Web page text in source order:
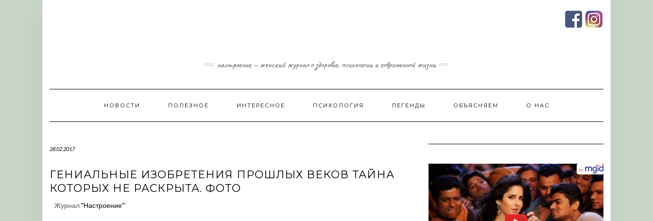
настроение — женский журнал о здоровье, психологии и современной жизни
НОВОСТИ ПОЛЕЗНОЕ ИНТЕРЕСНОЕ ПСИХОЛОГИЯ ЛЕГЕНДЫ ОБЪЯСНЯЕМ О НАС
28.02.2017
ГЕНИАЛЬНЫЕ ИЗОБРЕТЕНИЯ ПРОШЛЫХ ВЕКОВ ТАЙНА
КОТОРЫХ НЕ РАСКРЫТА. ФОТО
Журнал"Настроение"'